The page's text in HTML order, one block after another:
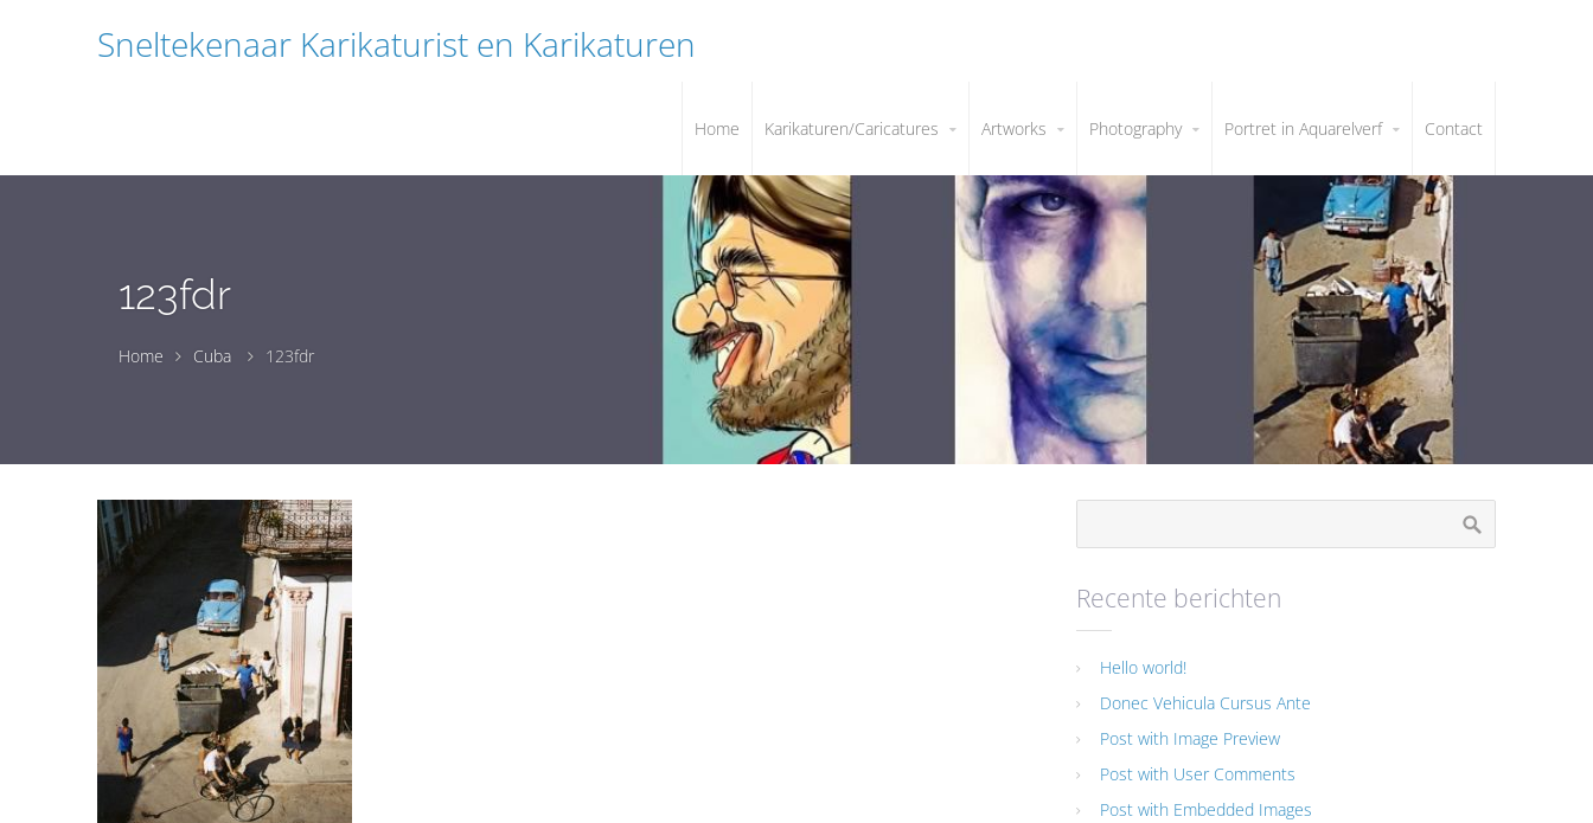
Sneltekenaar Karikaturist en Karikaturen
Home Karikaturen/Caricatures Artworks Photography Portret in Aquarelverf Contact
123fdr
Home Cuba 123fdr
Recente berichten
Hello world!
Donec Vehicula Cursus Ante
Post with Image Preview
Post with User Comments
Post with Embedded Images